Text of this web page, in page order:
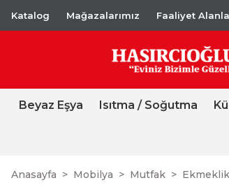
Katalog Mağazalarımız Faaliyet
Beyaz Eşya Isıtma / Soğutma
Anasayfa Mobilya Mutfak Ekmeklik